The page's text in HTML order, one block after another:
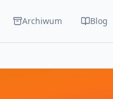
Archiwum Blog